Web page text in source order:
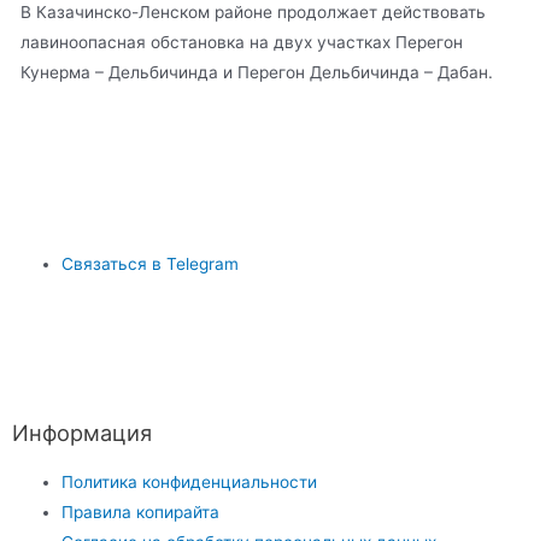
В Казачинско-Ленском районе продолжает действовать
лавиноопасная обстановка на двух участках Перегон
Кунерма – Дельбичинда и Перегон Дельбичинда – Дабан.
Связаться в Telegram
Информация
Политика конфиденциальности
Правила копирайта